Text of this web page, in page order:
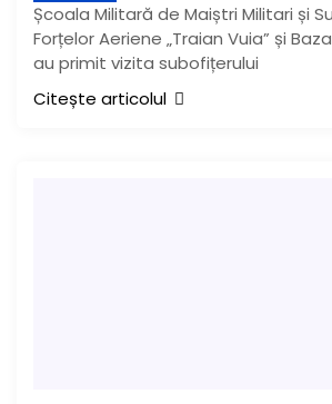
Școala Militară de Maiștri Militari și
Forțelor Aeriene „Traian Vuia” și
au primit vizita subofițerului
Citește articolul